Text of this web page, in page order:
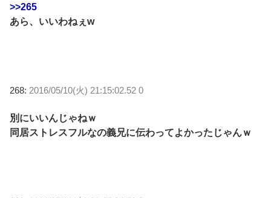
>>265
あら、いいわねぇw
268: 2016/05/10(火) 21:15:02.52 0
別にいいんじゃねｗ
同居ストレスフルなの義兄に伝わってよかったじゃんｗ